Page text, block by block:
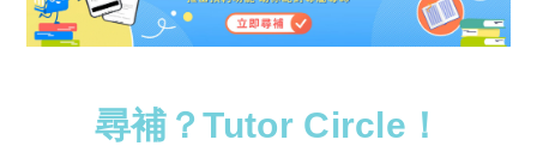
尋補？Tutor Circle！